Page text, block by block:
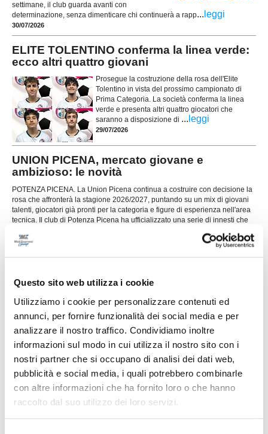
Questo sito web utilizza i cookie
Utilizziamo i cookie per personalizzare contenuti ed
annunci, per fornire funzionalità dei social media e per
analizzare il nostro traffico. Condividiamo inoltre
informazioni sul modo in cui utilizza il nostro sito con i
nostri partner che si occupano di analisi dei dati web,
pubblicità e social media, i quali potrebbero combinarle
con altre informazioni che ha fornito loro o che hanno
raccolto dal suo utilizzo dei loro servizi.
settimane, il club guarda avanti con
determinazione, senza dimenticare chi continuerà a rapp... leggi
30/07/2026
ELITE TOLENTINO conferma la linea verde:
ecco altri quattro giovani
Prosegue la costruzione della rosa dell'Elite
Tolentino in vista del prossimo campionato di
Prima Categoria. La società conferma la linea
verde e presenta altri quattro giocatori che
saranno a disposizione di ... leggi
29/07/2026
UNION PICENA, mercato giovane e
ambizioso: le novità
POTENZA PICENA. La Union Picena continua a costruire con decisione la
rosa che affronterà la stagione 2026/2027, puntando su un mix di giovani
talenti, giocatori già pronti per la categoria e figure di esperienza nell'area
tecnica. Il club di Potenza Picena ha ufficializzato una serie di innesti che
29/07/2026
mister Malatesta
28/07/2026
RICCI: "Mercato importante, ora dobbiamo
diventare una squadra"
...leggi